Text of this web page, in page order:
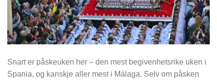
Snart er påskeuken her – den mest begivenhetsrike uken i
Spania, og kanskje aller mest i Málaga. Selv om påsken